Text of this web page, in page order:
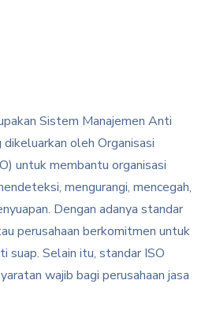
Sistem Manajemen Anti
oleh Organisasi
untuk membantu organisasi
mengurangi, mencegah,
Dengan adanya standar
perusahaan berkomitmen untuk
suap. Selain itu, standar ISO
wajib bagi perusahaan jasa